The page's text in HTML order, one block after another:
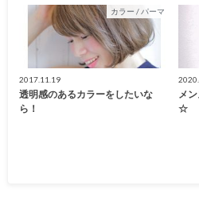
カラー / パーマ
2017.11.19
透明感のあるカラーをしたいな
ら！
メ
☆